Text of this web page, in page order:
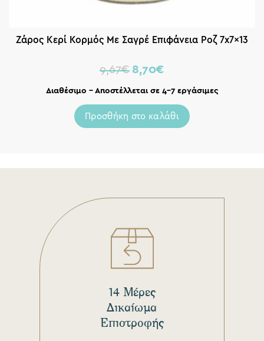
Ζάρος Κερί Κορμός Με Σαγρέ Επιφάνεια Ροζ 7x7x13
9,67€ 8,70€
Διαθέσιμο – Αποστέλλεται σε 4-7 εργάσιμες
Προσθήκη στο καλάθι
14 Μέρες
Δικαίωμα
Επιστροφής